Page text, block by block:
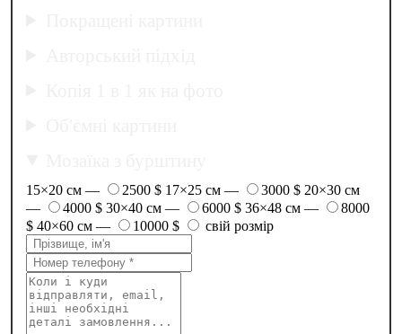
15×20 см — 2500 $ 17×25 см — 3000 $ 20×30 см
—
4000 $ 30×40 см — 6000 $ 36×48 см —
8000
$ 40×60 см — 10000 $ свій розмір